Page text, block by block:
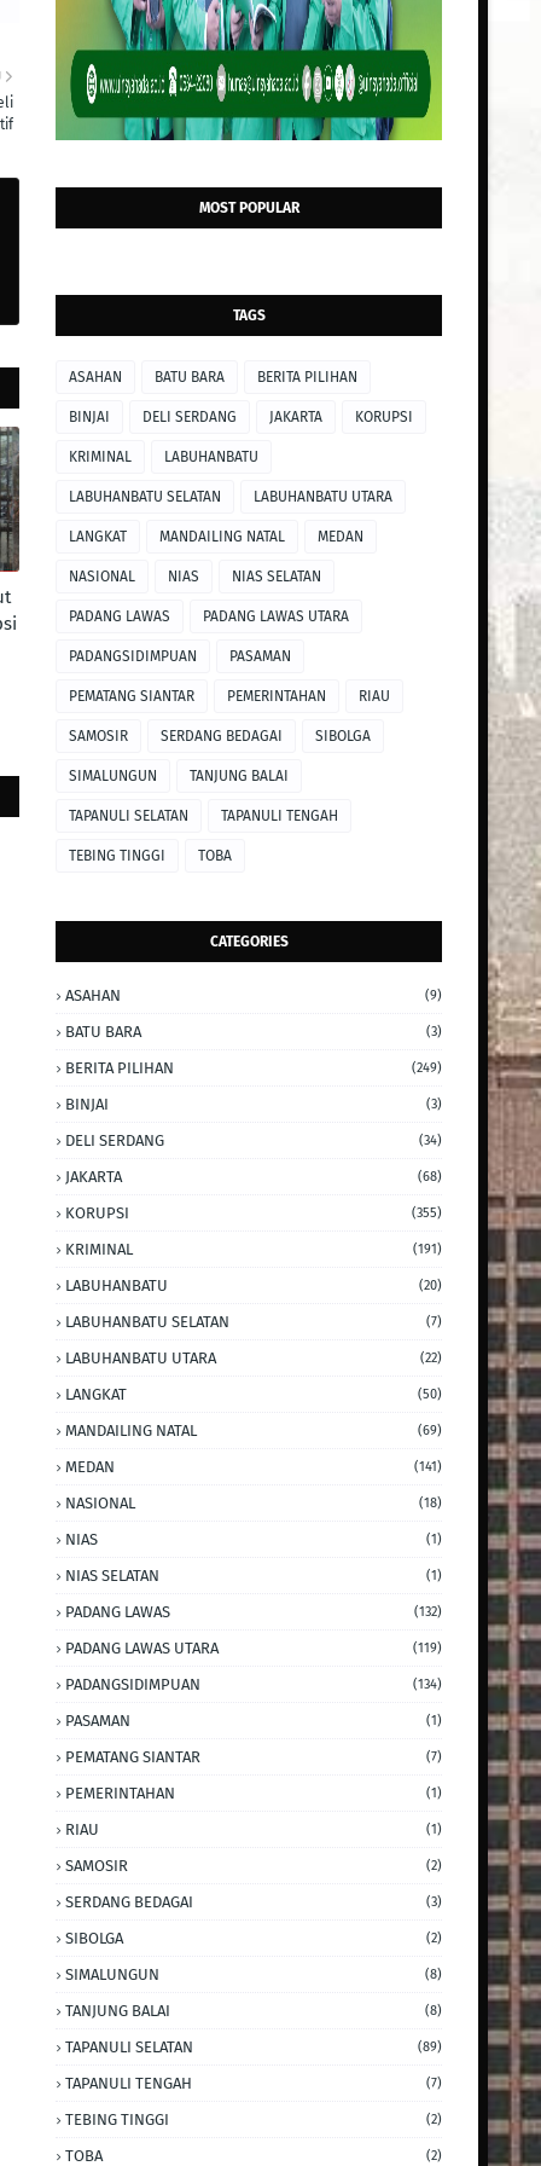
MOST POPULAR
TAGS
ASAHAN BATU BARA BERITA PILIHAN
BINJAI DELI SERDANG JAKARTA KORUPSI
KRIMINAL LABUHANBATU
LABUHANBATU SELATAN LABUHANBATU UTARA
LANGKAT MANDAILING NATAL MEDAN
NASIONAL NIAS NIAS SELATAN
PADANG LAWAS PADANG LAWAS UTARA
PADANGSIDIMPUAN PASAMAN
PEMATANG SIANTAR PEMERINTAHAN RIAU
SAMOSIR SERDANG BEDAGAI SIBOLGA
SIMALUNGUN TANJUNG BALAI
TAPANULI SELATAN TAPANULI TENGAH
TEBING TINGGI TOBA
CATEGORIES
ASAHAN (9)
BATU BARA (3)
BERITA PILIHAN (249)
BINJAI (3)
DELI SERDANG (34)
JAKARTA (68)
KORUPSI (355)
KRIMINAL (191)
LABUHANBATU (20)
LABUHANBATU SELATAN (7)
LABUHANBATU UTARA (22)
LANGKAT (50)
MANDAILING NATAL (69)
MEDAN (141)
NASIONAL (18)
NIAS (1)
NIAS SELATAN (1)
PADANG LAWAS (132)
PADANG LAWAS UTARA (119)
PADANGSIDIMPUAN (134)
PASAMAN (1)
PEMATANG SIANTAR (7)
PEMERINTAHAN (1)
RIAU (1)
SAMOSIR (2)
SERDANG BEDAGAI (3)
SIBOLGA (2)
SIMALUNGUN (8)
TANJUNG BALAI (8)
TAPANULI SELATAN (89)
TAPANULI TENGAH (7)
TEBING TINGGI (2)
TOBA (2)